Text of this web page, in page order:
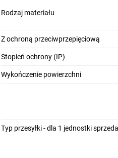
Rodzaj materiału
Z ochroną przeciwprzepięciową
Stopień ochrony (IP)
Wykończenie powierzchni
Typ przesyłki - dla 1 jednostki